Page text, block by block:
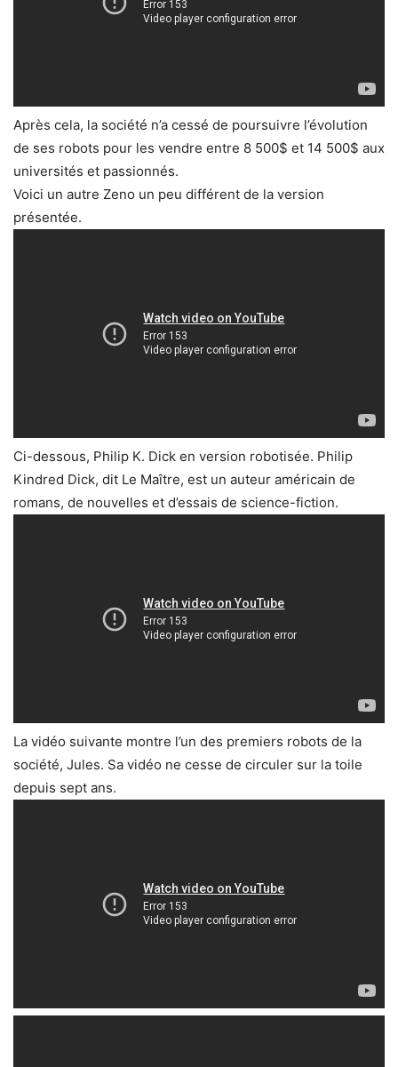
Après cela, la société n’a cessé de poursuivre l’évolution
de ses robots pour les vendre entre 8 500$ et 14 500$ aux
universités et passionnés.
Voici un autre Zeno un peu différent de la version
présentée.
Ci-dessous, Philip K. Dick en version robotisée. Philip
Kindred Dick, dit Le Maître, est un auteur américain de
romans, de nouvelles et d’essais de science-fiction.
La vidéo suivante montre l’un des premiers robots de la
société, Jules. Sa vidéo ne cesse de circuler sur la toile
depuis sept ans.